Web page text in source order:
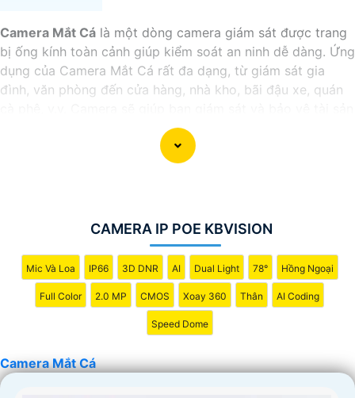
Camera Mắt Cá là một dòng camera giám sát được trang
bị ống kính toàn cảnh giúp kiểm soát an ninh dễ dàng. Ứng
dụng của Camera Mắt Cá rất đa dạng, từ giám sát gia
đình, văn phòng đến cửa hàng, nhà kho, bãi đậu xe, quán
một cách hiệu quả và tiện lợi.
CAMERA IP POE KBVISION
Mic Và Loa IP66 3D DNR AI Dual Light 78° Hồng Ngoại
Full Color 2.0 MP CMOS Xoay 360 Thân AI Coding
Speed Dome
Camera Mắt Cá